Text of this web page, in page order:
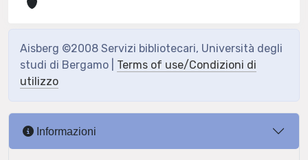
Aisberg ©2008 Servizi bibliotecari, Università degli
studi di Bergamo | Terms of use/Condizioni di
utilizzo
Informazioni